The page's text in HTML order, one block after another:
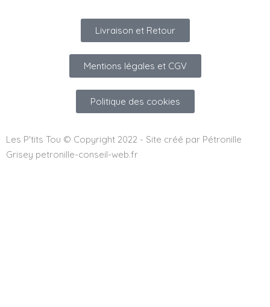
Livraison et Retour
Mentions légales et CGV
Politique des cookies
Les P'tits Tou © Copyright 2022 - Site créé par Pétronille
Grisey petronille-conseil-web.fr